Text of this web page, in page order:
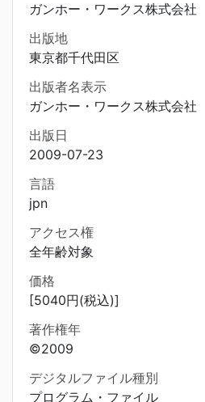
ガンホー・ワークス株式会社
出版地
東京都千代田区
出版者名表示
ガンホー・ワークス株式会社
出版日
2009-07-23
言語
jpn
アクセス権
全年齢対象
価格
[5040円(税込)]
著作権年
©2009
デジタルファイル種別
プログラム・ファイル